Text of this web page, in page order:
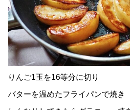
りんご1玉を16等分に切り
バターを温めたフライパンで焼き